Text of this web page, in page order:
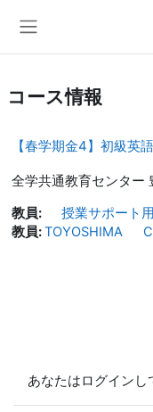
コース情報
【春学期金4】初級英
全学共通教育センタ
教員:
授業サポート
教員:TOYOSHIMA
あなたはログインし